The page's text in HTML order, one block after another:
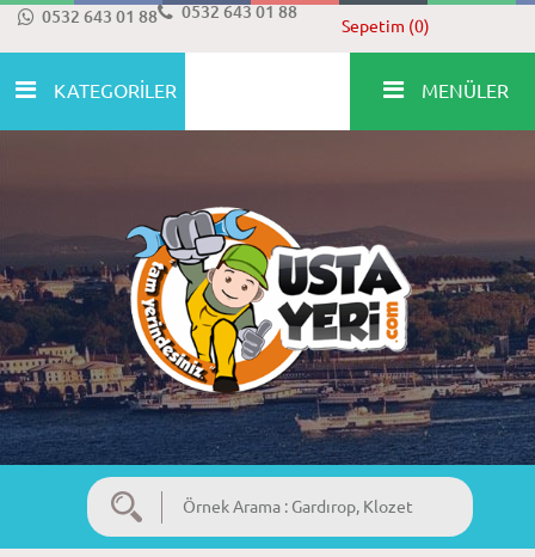
0532 643 01 88 0532 643 01 88
Sepetim (0)
KATEGORİLER MENÜLER